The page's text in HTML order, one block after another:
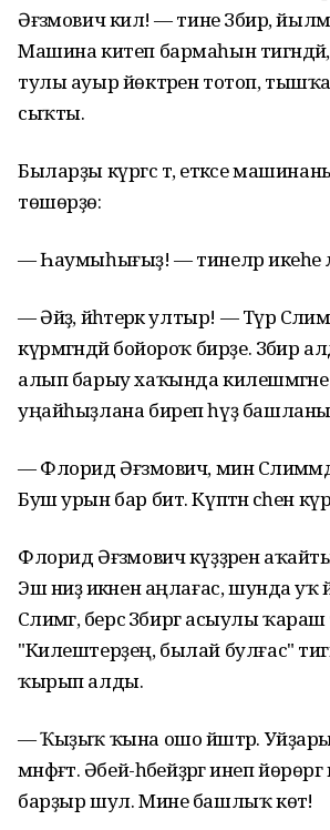
Әғзәмович килә! — тине Зәбир,
Машина китеп бармаһын тигәндәй,
тулы ауыр йөктәрен тотоп,
сыҡты.
Быларҙы күргәс тә, етәксе
төшөрҙө:
— Һаумыһығыҙ! — тинеләр икеһе
— Әйҙә, йәһәтерәк ултыр! — Түрә
күрмәгәндәй бойороҡ бирҙе. Зәбир
алып барыу хаҡында
уңайһыҙлана биреп һүҙ
— Флорид Әғзәмович, мин
Буш урын бар бит. Күптән әсәһен
Флорид Әғзәмович күҙҙәрен
Эш ниҙә икәнен аңлағас, шунда уҡ
Сәлимәгә, берсә Зәбиргә асыулы
"Килештерҙең, былай булғас"
ҡырып алды.
— Ҡыҙыҡ ҡына ошо йәштәр.
мәнфәғәт. Әбей-һәбейҙәргә инеп
барҙыр шул. Мине башлыҡ көтә!